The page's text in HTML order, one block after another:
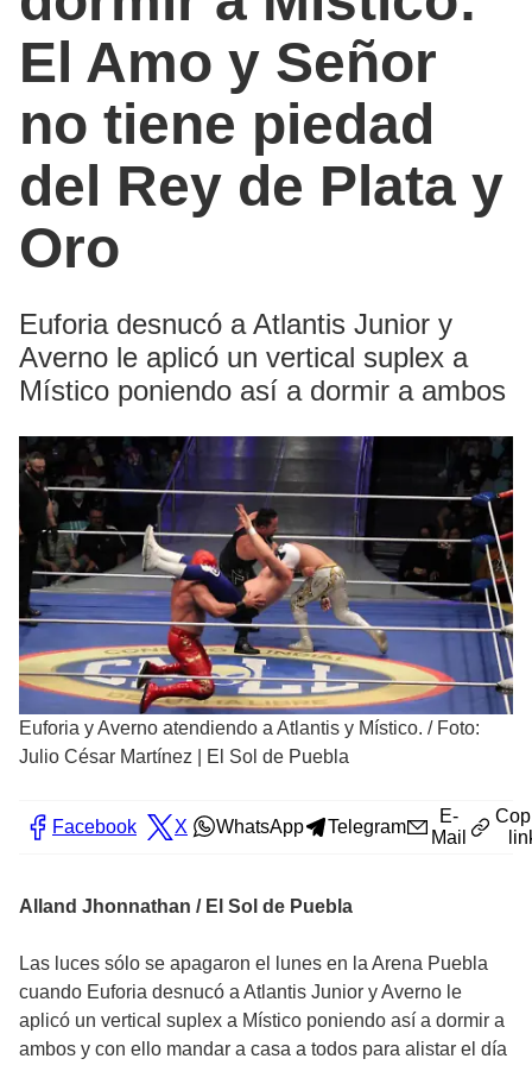
El Amo y Señor
no tiene piedad
del Rey de Plata y
Oro
Euforia desnucó a Atlantis Junior y
Averno le aplicó un vertical suplex a
Místico poniendo así a dormir a ambos
Euforia y Averno atendiendo a Atlantis y Místico. / Foto:
Julio César Martínez | El Sol de Puebla
Facebook X WhatsApp Telegram
E-
Mail
Alland Jhonnathan / El Sol de Puebla
Las luces sólo se apagaron el lunes en la Arena Puebla
cuando Euforia desnucó a Atlantis Junior y Averno le
aplicó un vertical suplex a Místico poniendo así a dormir a
ambos y con ello mandar a casa a todos para alistar el día